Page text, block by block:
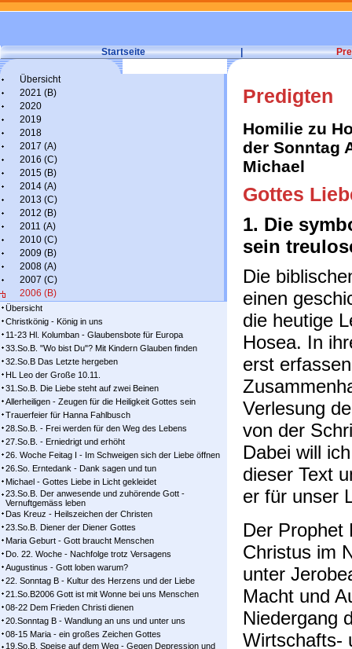
Startseite |
Übersicht
2021 (B)
2020
2019
2018
2017 (A)
2016 (C)
2015 (B)
2014 (A)
2013 (C)
2012 (B)
2011 (A)
2010 (C)
2009 (B)
2008 (A)
2007 (C)
2006 (B)
Übersicht
Christkönig - König in uns
11-23 Hl. Kolumban - Glaubensbote für Europa
33.So.B. "Wo bist Du"? Mit Kindern Glauben finden
32.So.B Das Letzte hergeben
HL Leo der Große 10.11.
31.So.B. Die Liebe steht auf zwei Beinen
Allerheiligen - Zeugen für die Heiligkeit Gottes sein
Trauerfeier für Hanna Fahlbusch
28.So.B. - Frei werden für den Weg des Lebens
27.So.B. - Erniedrigt und erhöht
26. Woche Feitag I - Im Schweigen sich der Liebe öffnen
26.So. Erntedank - Dank sagen und tun
Michael - Gottes Liebe in Licht gekleidet
23.So.B. Der anwesende und zuhörende Gott -
Vernuftgemäss leben
Das Kreuz - Heilszeichen der Christen
23.So.B. Diener der Diener Gottes
Maria Geburt - Gott braucht Menschen
Do. 22. Woche - Nachfolge trotz Versagens
Augustinus - Gott loben warum?
22. Sonntag B - Kultur des Herzens und der Liebe
21.So.B2006 Gott ist mit Wonne bei uns Menschen
08-22 Dem Frieden Christi dienen
20.Sonntag B - Wandlung an uns und unter uns
08-15 Maria - ein großes Zeichen Gottes
19.So.B. Speise auf dem Weg - Gegen Depression und
Predigten
Homilie zu
der Sonntag
Michael
Gottes
1. Die
sein
Die
einen
die heutige
Hosea. In
erst
Verlesung
von der
Dabei will
dieser Text
er für unser
Der Prophet
Christus im
unter
Macht und
Niedergang
Wirtschafts-